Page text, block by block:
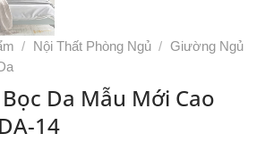
/ Nội Thất Phòng Ngủ / Giường Ngủ
Da Mẫu Mới Cao
14